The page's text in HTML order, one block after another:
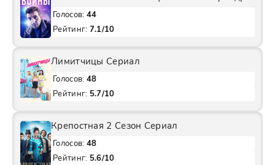
Голосов: 44
Рейтинг: 7.1/10
Лимитчицы Сериал
Голосов: 48
Рейтинг: 5.7/10
Крепостная 2 Сезон Сериал
Голосов: 48
Рейтинг: 5.6/10